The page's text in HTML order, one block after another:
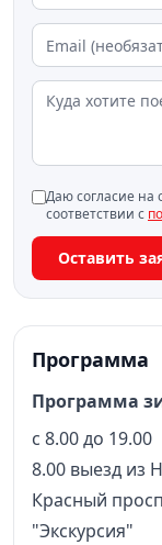
Даю согласие на
соответствии с
Оставить
Программа
Программа
с 8.00 до 19.00
8.00 выезд из
Красный
"Экскурсия"